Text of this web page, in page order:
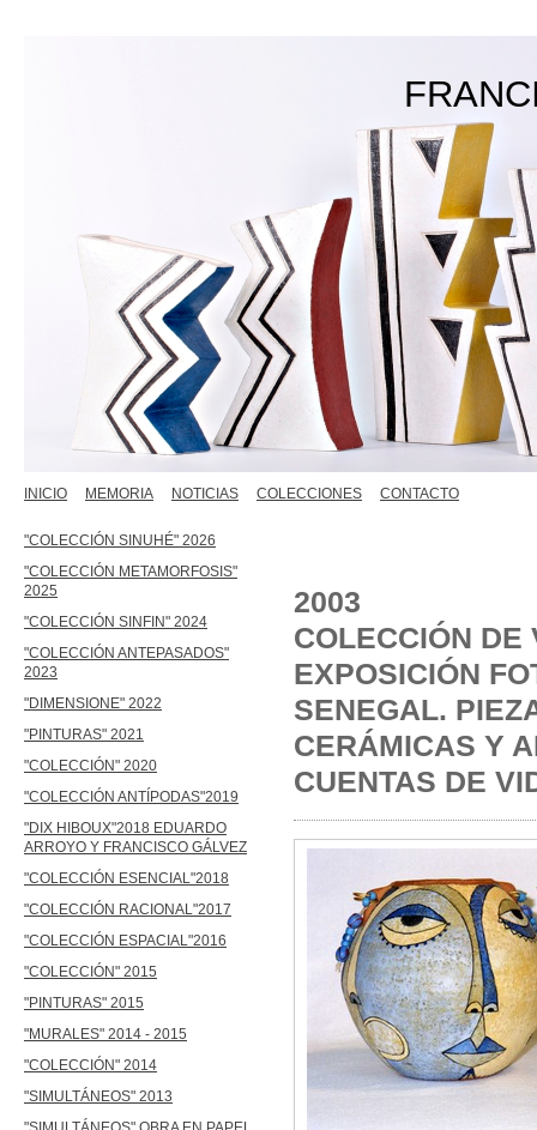
INICIO MEMORIA NOTICIAS COLECCIONES CONTACTO
COLECCIÓN DE
EXPOSICIÓN
SENEGAL.
CERÁMICAS Y
CUENTAS DE
"COLECCIÓN SINUHÉ" 2026
"COLECCIÓN METAMORFOSIS"
2025
"COLECCIÓN SINFIN" 2024
"COLECCIÓN ANTEPASADOS"
2023
"DIMENSIONE" 2022
"PINTURAS" 2021
"COLECCIÓN" 2020
"COLECCIÓN ANTÍPODAS"2019
"DIX HIBOUX"2018 EDUARDO
ARROYO Y FRANCISCO GÁLVEZ
"COLECCIÓN ESENCIAL"2018
"COLECCIÓN RACIONAL"2017
"COLECCIÓN ESPACIAL"2016
"COLECCIÓN" 2015
"PINTURAS" 2015
"MURALES" 2014 - 2015
"COLECCIÓN" 2014
"SIMULTÁNEOS" 2013